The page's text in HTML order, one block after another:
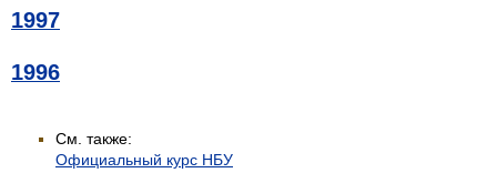
1997
1996
См. также:
Официальный курс НБУ